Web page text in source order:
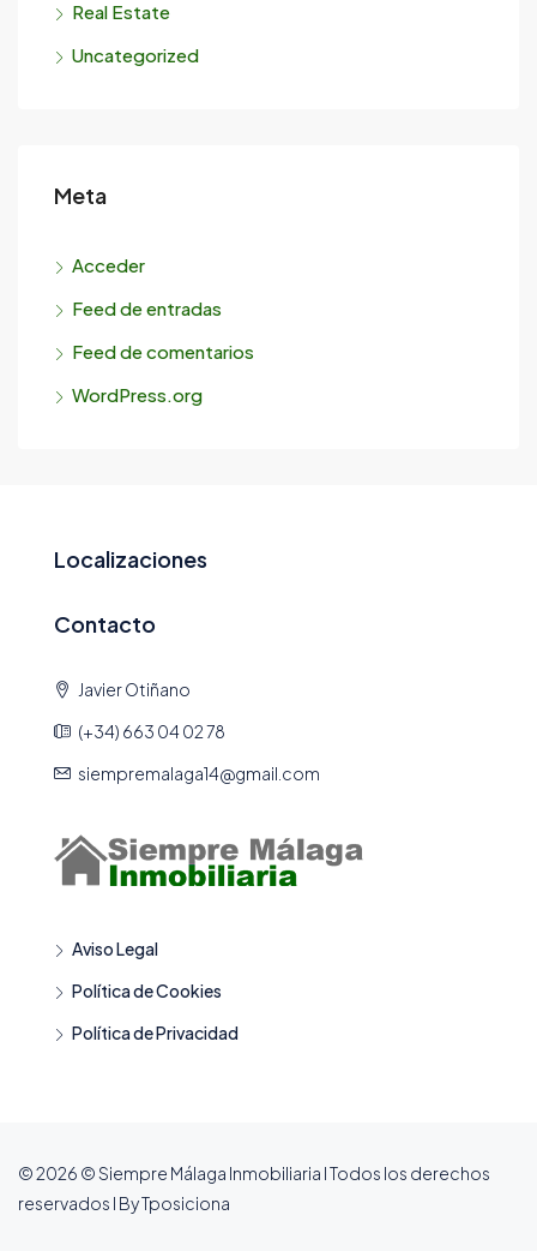
Real Estate
Uncategorized
Meta
Acceder
Feed de entradas
Feed de comentarios
WordPress.org
Localizaciones
Contacto
Javier Otiñano
(+34) 663 04 02 78
siempremalaga14@gmail.com
Aviso Legal
Política de Cookies
Política de Privacidad
© 2026 © Siempre Málaga Inmobiliaria I Todos los derechos
reservados I By Tposiciona